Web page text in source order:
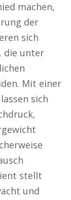
machen,
der
sich
die unter
Mit einer
sich
stellt
und